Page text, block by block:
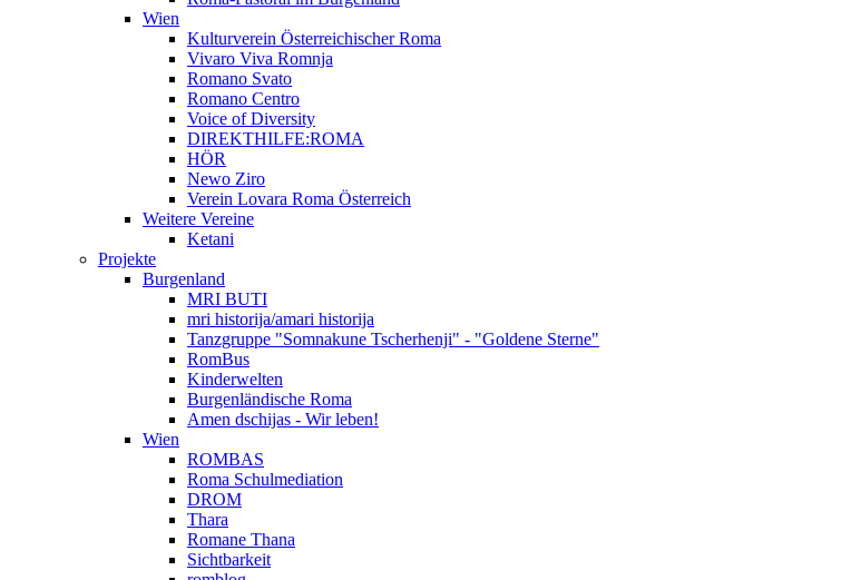
Wien
Kulturverein Österreichischer Roma
Vivaro Viva Romnja
Romano Svato
Romano Centro
Voice of Diversity
DIREKTHILFE:ROMA
HÖR
Newo Ziro
Verein Lovara Roma Österreich
Weitere Vereine
Ketani
Projekte
Burgenland
MRI BUTI
mri historija/amari historija
Tanzgruppe "Somnakune Tscherhenji" - "Goldene Sterne"
RomBus
Kinderwelten
Burgenländische Roma
Amen dschijas - Wir leben!
Wien
ROMBAS
Roma Schulmediation
DROM
Thara
Romane Thana
Sichtbarkeit